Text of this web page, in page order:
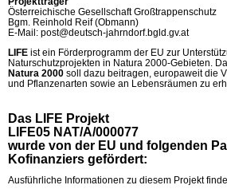
Österreichische Gesellschaft Großtrappenschutz
Bgm. Reinhold Reif (Obmann)
E-Mail: post@deutsch-jahrndorf.bgld.gv.at
LIFE ist ein Förderprogramm der EU zur
Naturschutzprojekten in Natura 2000-Gebieten.
Natura 2000 soll dazu beitragen, europaweit die
und Pflanzenarten sowie an Lebensräumen zu
Das LIFE Projekt
LIFE05 NAT/A/000077
wurde von der EU und folgenden
Kofinanziers gefördert:
Ausführliche Informationen zu diesem Projekt